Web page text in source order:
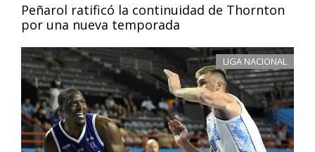
Peñarol ratificó la continuidad de Thornton
por una nueva temporada
LIGA NACIONAL